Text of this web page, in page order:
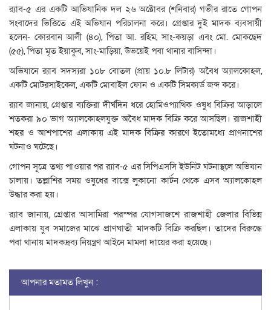
র‌্যাব-৫ এর একটি আভিযানিক দল ২৬ অক্টোবর (শনিবার) গভীর রাতে গোপন
সংবাদের ভিত্তিতে এই অভিযান পরিচালনা করে। গ্রেপ্তার দুই মাদক ব্যবসায়ী
হলেন- কোরবান আলী (৪০), পিতা আ. রহিম, সাং-কয়ড়া এবং মো. মোকছেদ
(৫৫), পিতা মৃত ইয়াকুব, সাং-মাড়িয়া, উভয়েই পবা থানার বাসিন্দা।
অভিযানে র‌্যাব সদস্যরা ১০৮ বোতল (প্রায় ১০.৮ লিটার) অবৈধ অ্যালকোহল,
একটি মোটরসাইকেল, একটি মোবাইল ফোন ও একটি সিমকার্ড জব্দ করে।
র‌্যাব জানায়, গ্রেপ্তার ব্যক্তিরা দীর্ঘদিন ধরে হোমিওপ্যাথিক ওষুধ বিক্রির আড়ালে
শতকরা ৯০ ভাগ অ্যালকোহলযুক্ত অবৈধ মাদক বিক্রি করে আসছিল। রাজশাহী
শহর ও আশপাশের এলাকায় এই মাদক বিক্রির কারণে ইতোমধ্যে প্রাণনাশের
ঘটনাও ঘটেছে।
গোপন সূত্রে তথ্য পাওয়ার পর র‌্যাব-৫ এর সিপিএসসি ইউনিট ঘটনাস্থলে অভিযান
চালায়। তল্লাশির সময় ওষুধের বাক্সে লুকানো কার্টন থেকে এসব অ্যালকোহল
উদ্ধার করা হয়।
র‌্যাব জানায়, গ্রেপ্তার আসামিরা পরস্পর যোগসাজশে রাজশাহী জেলার বিভিন্ন
এলাকায় যুব সমাজের মাঝে প্রাণঘাতী মাদকটি বিক্রি করছিল। তাদের বিরুদ্ধে
পবা থানায় মাদকদ্রব্য নিয়ন্ত্রণ আইনে মামলা দায়ের করা হয়েছে।
আপনার মতামত লিখুন :